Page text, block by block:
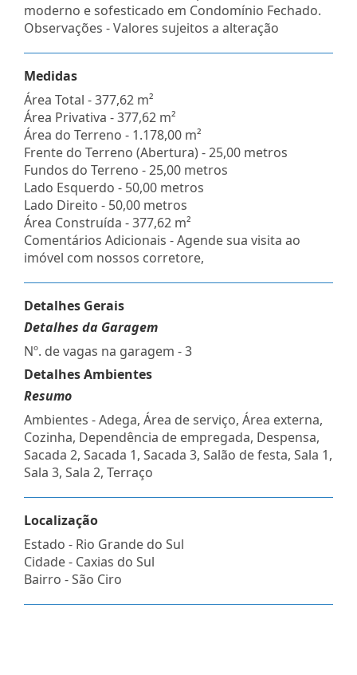
moderno e sofesticado em Condomínio Fechado.
Observações - Valores sujeitos a alteração
Medidas
Área Total - 377,62 m²
Área Privativa - 377,62 m²
Área do Terreno - 1.178,00 m²
Frente do Terreno (Abertura) - 25,00 metros
Fundos do Terreno - 25,00 metros
Lado Esquerdo - 50,00 metros
Lado Direito - 50,00 metros
Área Construída - 377,62 m²
Comentários Adicionais - Agende sua visita ao
imóvel com nossos corretore,
Detalhes Gerais
Detalhes da Garagem
Nº. de vagas na garagem - 3
Detalhes Ambientes
Resumo
Ambientes - Adega, Área de serviço, Área externa,
Cozinha, Dependência de empregada, Despensa,
Sacada 2, Sacada 1, Sacada 3, Salão de festa, Sala 1,
Sala 3, Sala 2, Terraço
Localização
Estado - Rio Grande do Sul
Cidade - Caxias do Sul
Bairro -São Ciro